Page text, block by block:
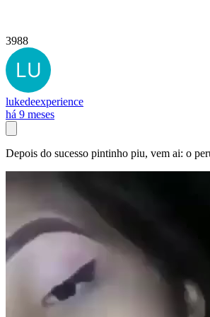
3988
lukedeexperience
há 9 meses
Depois do sucesso pintinho piu, vem ai: o